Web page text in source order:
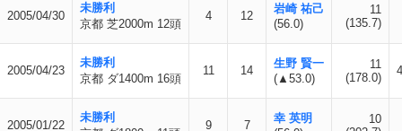
2005/04/30
未勝利
京都 芝2000m 12頭
4 12
岩崎 祐己
(56.0)
11
(135.7)
2005/04/23
未勝利
京都 ダ1400m 16頭
11 14
生野 賢一
(▲53.0)
11
(178.0)
2005/01/22
未勝利
9 7
幸 英明
10